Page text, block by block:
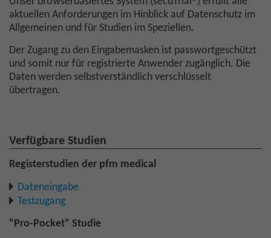
aktuellen Anforderungen im Hinblick auf Datenschutz im
Allgemeinen und für Studien im Speziellen.
Der Zugang zu den Eingabemasken ist passwortgeschützt
und somit nur für registrierte Anwender zugänglich. Die
Daten werden selbstverständlich verschlüsselt
übertragen.
Verfügbare Studien
Registerstudien der pfm medical
Dateneingabe
Testzugang
"Pro-Pocket" Studie